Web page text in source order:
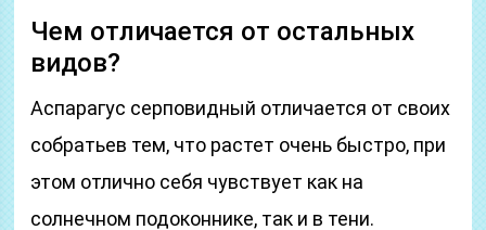
Чем отличается от остальных
видов?
Аспарагус серповидный отличается от своих
собратьев тем, что растет очень быстро, при
этом отлично себя чувствует как на
солнечном подоконнике, так и в тени.